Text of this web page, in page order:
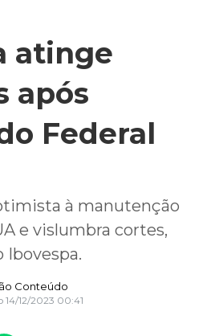
atinge
após
Federal
à manutenção
e vislumbra cortes,
Ibovespa.
Conteúdo
14/12/2023 00:41